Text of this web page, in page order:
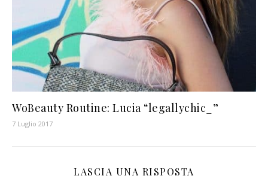
WoBeauty Routine: Lucia “legallychic_”
7 Luglio 2017
LASCIA UNA RISPOSTA